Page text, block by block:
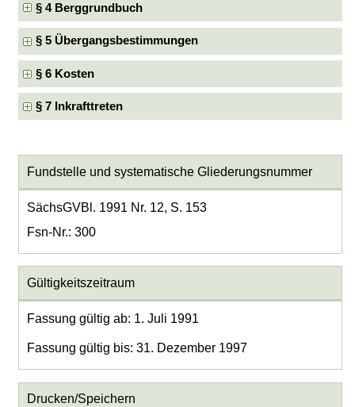
§ 4 Berggrundbuch
§ 5 Übergangsbestimmungen
§ 6 Kosten
§ 7 Inkrafttreten
Fundstelle und systematische Gliederungsnummer
SächsGVBl. 1991 Nr. 12, S. 153
Fsn-Nr.: 300
Gültigkeitszeitraum
Fassung gültig ab: 1. Juli 1991
Fassung gültig bis: 31. Dezember 1997
Drucken/Speichern